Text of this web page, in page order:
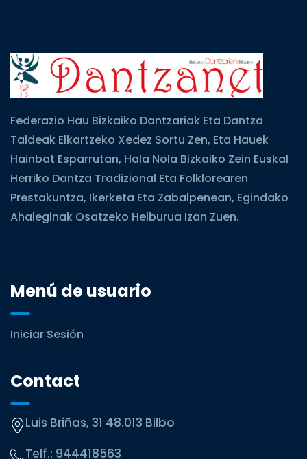
Federazio Hau Bizkaiko Dantzariak Eta Dantza
Taldeak Elkartzeko Xedez Sortu Zen, Eta Hauek
Hainbat Esparrutan, Hala Nola Bizkaiko Zein Euskal
Herriko Dantza Tradizional Eta Folklorearen
Prestakuntza, Ikerketa Eta Zabalpenean, Egindako
Ahaleginak Osatzeko Helburua Izan Zuen.
Menú de usuario
Iniciar Sesión
Contact
Luis Briñas, 31 48.013 Bilbo
Telf.: 944418563